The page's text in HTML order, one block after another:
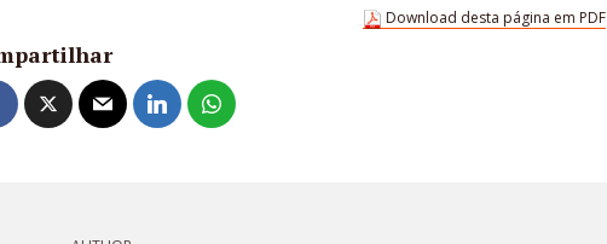
Download desta página em PDF